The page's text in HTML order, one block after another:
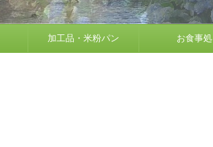
加工品・米粉パン お食事処